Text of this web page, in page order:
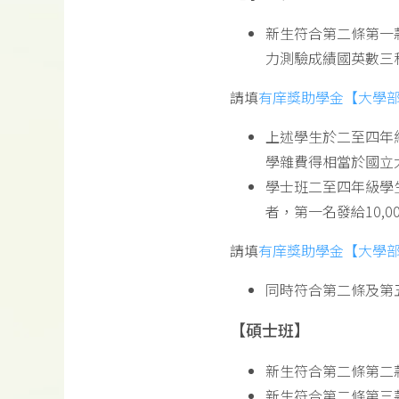
新生符合第二條第
力測驗成績國英數
請填有庠獎助學金【大學
上述學生於二至四
學雜費得相當於國
學士班二至四年級
者，第一名發給
請填有庠獎助學金【大學
同時符合第二條及
【碩士班】
新生符合第二條第